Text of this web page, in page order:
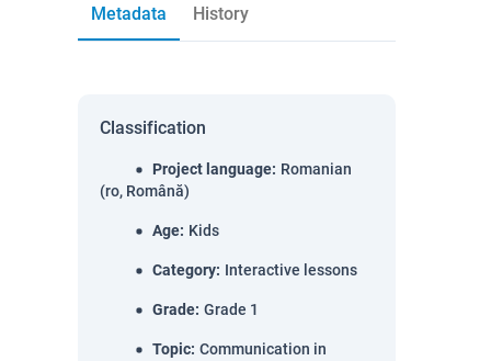
Metadata History
Classification
Project language: Romanian
(ro, Română)
Age: Kids
Category: Interactive lessons
Grade: Grade 1
Topic: Communication in